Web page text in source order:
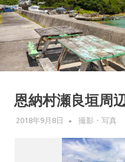
テ
ン
ツ
へ
ス
と
ハ
ー
ブ
の
栽
恩納村瀬良垣周
2018年9月8日 WPMASTER
撮影・写真